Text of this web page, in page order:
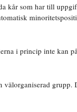
kår som har till
i princip inte kan
välorganiserad grupp.